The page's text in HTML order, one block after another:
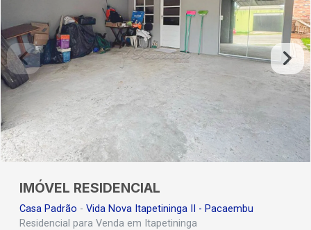
IMÓVEL RESIDENCIAL
Casa Padrão - Vida Nova Itapetininga II - Pacaembu
Residencial para Venda em Itapetininga